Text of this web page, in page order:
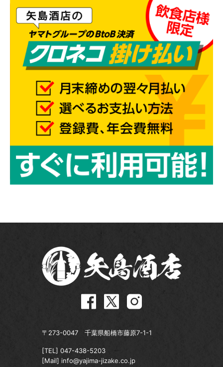
〒273-0047 千葉県船橋市藤原7-1-1
[TEL] 047-438-5203
[Mail] info@yajima-jizake.co.jp